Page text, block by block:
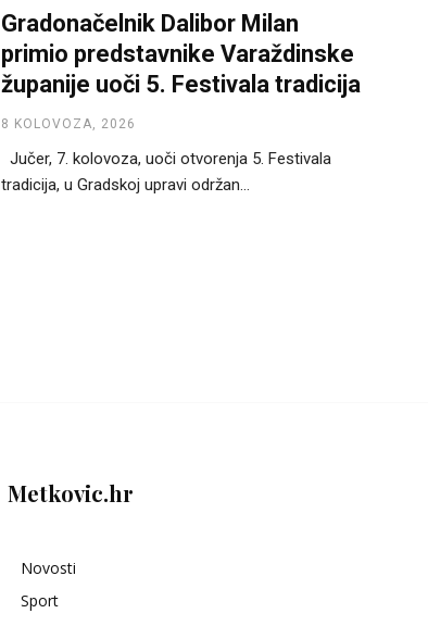
Gradonačelnik Dalibor Milan
primio predstavnike Varaždinske
županije uoči 5. Festivala tradicija
8 KOLOVOZA, 2026
Jučer, 7. kolovoza, uoči otvorenja 5. Festivala
tradicija, u Gradskoj upravi održan...
Metkovic.hr
Novosti
Sport